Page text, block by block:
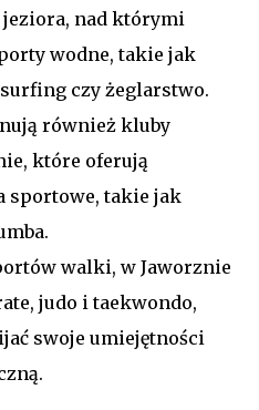
nad którymi
wodne, takie jak
czy żeglarstwo.
również kluby
które oferują
sportowe, takie jak
walki, w Jaworznie
judo i taekwondo,
swoje umiejętności